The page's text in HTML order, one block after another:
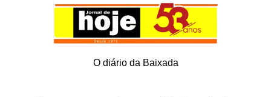
O diário da Baixada